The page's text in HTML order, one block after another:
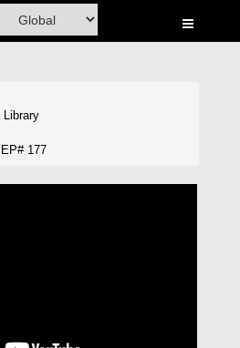
Library
EP# 177